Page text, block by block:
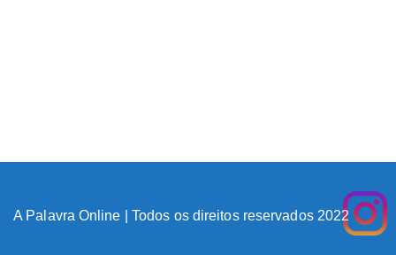
A Palavra Online | Todos os direitos reservados 2022